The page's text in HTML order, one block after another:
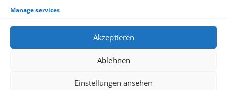
Manage services
Akzeptieren
Ablehnen
Einstellungen ansehen
Contact
Data Protection